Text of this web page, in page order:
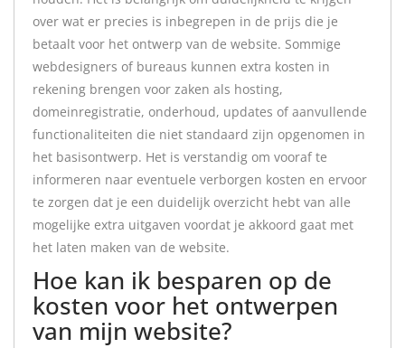
over wat er precies is inbegrepen in de prijs die je
betaalt voor het ontwerp van de website. Sommige
webdesigners of bureaus kunnen extra kosten in
rekening brengen voor zaken als hosting,
domeinregistratie, onderhoud, updates of aanvullende
functionaliteiten die niet standaard zijn opgenomen in
het basisontwerp. Het is verstandig om vooraf te
informeren naar eventuele verborgen kosten en ervoor
te zorgen dat je een duidelijk overzicht hebt van alle
mogelijke extra uitgaven voordat je akkoord gaat met
het laten maken van de website.
Hoe kan ik besparen op de
kosten voor het ontwerpen
van mijn website?